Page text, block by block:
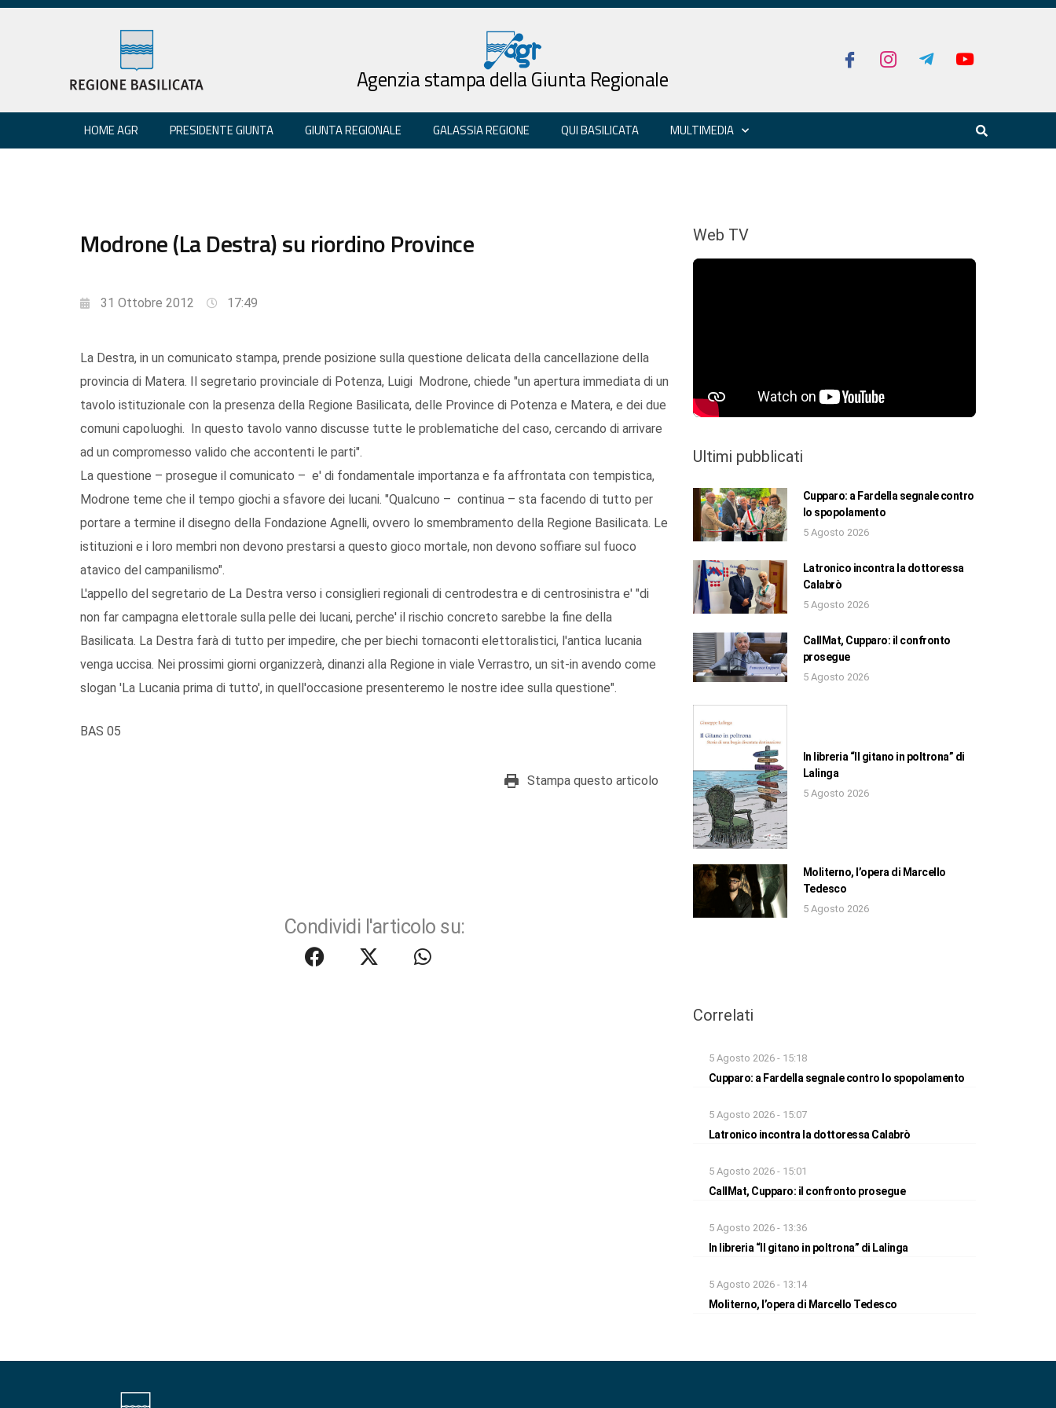
Agenzia stampa della Giunta Regionale
HOME AGR PRESIDENTE GIUNTA GIUNTA REGIONALE GALASSIA REGIONE QUI BASILICATA MULTIMEDIA
Modrone (La Destra) su riordino Province
31 Ottobre 2012 17:49
La Destra, in un comunicato stampa, prende posizione sulla questione delicata della cancellazione della
provincia di Matera. Il segretario provinciale di Potenza, Luigi Modrone, chiede "un apertura immediata di un
tavolo istituzionale con la presenza della Regione Basilicata, delle Province di Potenza e Matera, e dei due
comuni capoluoghi. In questo tavolo vanno discusse tutte le problematiche del caso, cercando di arrivare
ad un compromesso valido che accontenti le parti".
La questione – prosegue il comunicato – e' di fondamentale importanza e fa affrontata con tempistica,
Modrone teme che il tempo giochi a sfavore dei lucani. "Qualcuno – continua – sta facendo di tutto per
portare a termine il disegno della Fondazione Agnelli, ovvero lo smembramento della Regione Basilicata. Le
istituzioni e i loro membri non devono prestarsi a questo gioco mortale, non devono soffiare sul fuoco
atavico del campanilismo".
L'appello del segretario de La Destra verso i consiglieri regionali di centrodestra e di centrosinistra e' "di
non far campagna elettorale sulla pelle dei lucani, perche' il rischio concreto sarebbe la fine della
Basilicata. La Destra farà di tutto per impedire, che per biechi tornaconti elettoralistici, l'antica lucania
venga uccisa. Nei prossimi giorni organizzerà, dinanzi alla Regione in viale Verrastro, un sit-in avendo come
slogan 'La Lucania prima di tutto', in quell'occasione presenteremo le nostre idee sulla questione".
BAS 05
Stampa questo articolo
Condividi l'articolo su:
Web TV
Ultimi pubblicati
Cupparo: a Fardella segnale contro
lo spopolamento
5 Agosto 2026
Latronico incontra la dottoressa
Calabrò
5 Agosto 2026
CallMat, Cupparo: il confronto
prosegue
5 Agosto 2026
In libreria “Il gitano in poltrona” di
Lalinga
5 Agosto 2026
Moliterno, l’opera di Marcello
Tedesco
5 Agosto 2026
Correlati
5 Agosto 2026 - 15:18
Cupparo: a Fardella segnale contro lo spopolamento
5 Agosto 2026 - 15:07
Latronico incontra la dottoressa Calabrò
5 Agosto 2026 - 15:01
CallMat, Cupparo: il confronto prosegue
5 Agosto 2026 - 13:36
In libreria “Il gitano in poltrona” di Lalinga
5 Agosto 2026 - 13:14
Moliterno, l’opera di Marcello Tedesco